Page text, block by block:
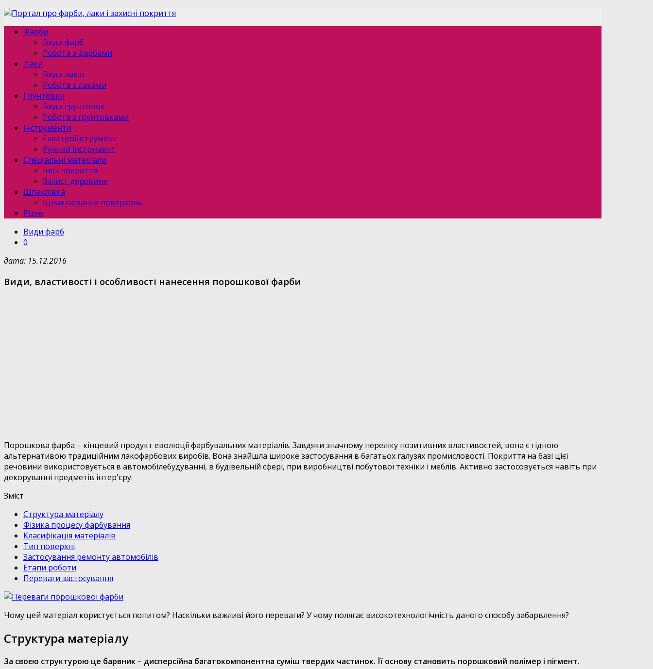
Фарби
Види фарб
Робота з фарбами
Лаки
Види лаків
Робота з лаками
Грунтовки
Види грунтовок
Робота з грунтовками
Інструменти
Електроінструмент
Ручний інструмент
Спеціальні матеріали
Інші покриття
Захист деревини
Шпаклівка
Шпаклювання поверхонь
Різне
Види фарб
0
дата: 15.12.2016
Види, властивості і особливості нанесення порошкової фарби
Порошкова фарба – кінцевий продукт еволюції фарбувальних матеріалів. Завдяки значному переліку позитивних властивостей, вона є гідною
альтернативою традиційним лакофарбових виробів. Вона знайшла широке застосування в багатьох галузях промисловості. Покриття на базі цієї
речовини використовується в автомобілебудуванні, в будівельній сфері, при виробництві побутової техніки і меблів. Активно застосовується навіть при
декоруванні предметів інтер'єру.
Зміст
Структура матеріалу
Фізика процесу фарбування
Класифікація матеріалів
Тип поверхні
Застосування ремонту автомобілів
Етапи роботи
Переваги застосування
Чому цей матеріал користується попитом? Наскільки важливі його переваги? У чому полягає високотехнологічність даного способу забарвлення?
Структура матеріалу
За своєю структурою це барвник – дисперсійна багатокомпонентна суміш твердих частинок. Її основу становить порошковий полімер і пігмент.